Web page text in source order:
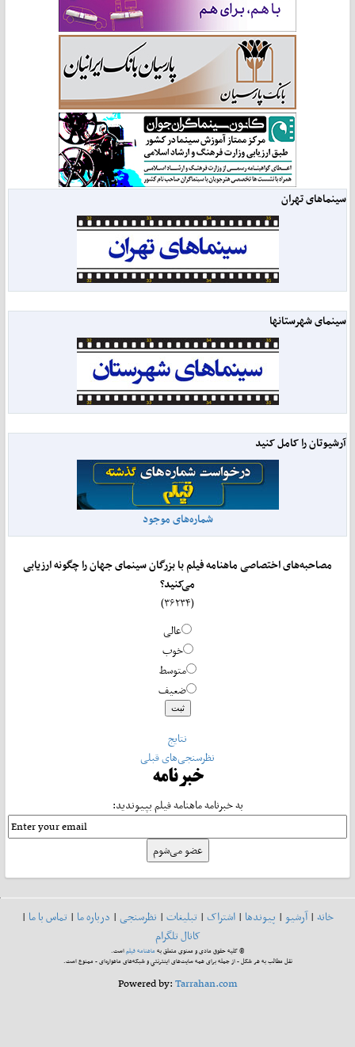
سینماهای تهران
سینمای شهرستانها
آرشیوتان را کامل کنید
شماره‌های موجود
مصاحبه‌های اختصاصی ماهنامه فیلم با بزرگان سینمای جهان را چگونه ارزیابی
می‌کنید؟
عالی
خوب
متوسط
ضعیف
نتایج
نظرسنجی‌های قبلی
خبرنامه
به خبرنامه ماهنامه فیلم بپیوندید:
خانه|آرشیو| پیوندها| اشتراک| تبلیغات| نظرسنجی| درباره ما| تماس با ما|
کانال تلگرام
© کلیه حقوق مادی و معنوی متعلق بهماهنامه فیلماست.
نقل مطالب به هر شکل - از جمله برای همه سایت‌های اینترنتی و شبکه‌های ماهواره‌ای - ممنوع است.
Powered by:Tarrahan.com